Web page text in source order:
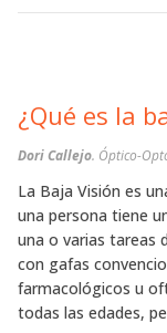
Dori Callejo. Óptico-
La Baja Visión es
una persona tiene
una o varias tareas
con gafas
farmacológicos u
todas las edades,